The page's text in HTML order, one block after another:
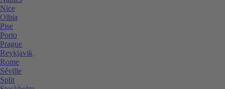
Nice
Olbia
Pise
Porto
Prague
Reykjavik
Rome
Séville
Split